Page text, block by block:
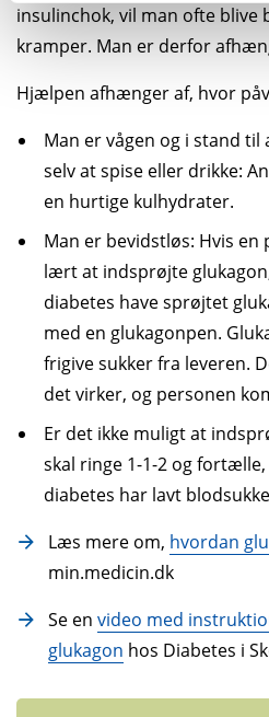
insulinchok, vil man ofte blive
kramper. Man er derfor
Hjælpen afhænger af, hvor
Man er vågen og i stand
selv at spise eller drikke:
en hurtige kulhydrater.
Man er bevidstløs: Hvis
lært at indsprøjte
diabetes have sprøjtet
med en glukagonpen.
frigive sukker fra leveren.
det virker, og personen
Er det ikke muligt at
skal ringe 1-1-2 og
diabetes har lavt
Læs mere om, hvordan
min.medicin.dk
Se en video med
glukagon hos Diabetes i